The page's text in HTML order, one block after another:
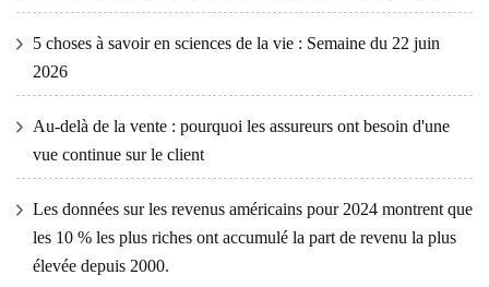
5 choses à savoir en sciences de la vie : Semaine du 22 juin
2026
Au-delà de la vente : pourquoi les assureurs ont besoin d'une
vue continue sur le client
Les données sur les revenus américains pour 2024 montrent que
les 10 % les plus riches ont accumulé la part de revenu la plus
élevée depuis 2000.